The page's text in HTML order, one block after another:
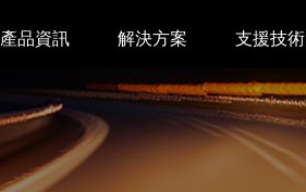
產品資訊 解決方案 支援技術